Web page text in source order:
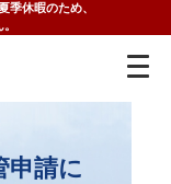
季休暇のため、
申請に